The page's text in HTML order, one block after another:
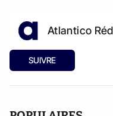
Atlantico
SUIVRE